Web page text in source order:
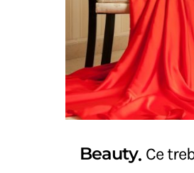
Beauty Ce